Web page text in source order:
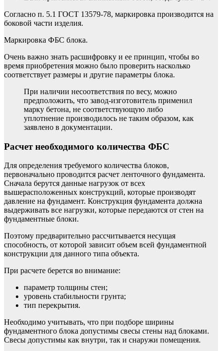
Согласно п. 5.1 ГОСТ 13579-78, маркировка производится на
боковой части изделия.
Маркировка ФБС блока.
Очень важно знать расшифровку и ее принцип, чтобы во
время приобретения можно было проверить насколько
соответствует размеры и другие параметры блока.
При наличии несоответствия по весу, можно
предположить, что завод-изготовитель применил
марку бетона, не соответствующую либо
уплотнение производилось не таким образом, как
заявлено в документации.
Расчет необходимого количества ФБС
Для определения требуемого количества блоков,
первоначально проводится расчет ленточного фундамента.
Сначала берутся данные нагрузок от всех
вышерасположенных конструкций, которые производят
давление на фундамент. Конструкция фундамента должна
выдерживать все нагрузки, которые передаются от стен на
фундаментные блоки.
Поэтому предварительно рассчитывается несущая
способность, от которой зависит объем всей фундаментной
конструкции для данного типа объекта.
При расчете берется во внимание:
параметр толщины стен;
уровень стабильности грунта;
тип перекрытия.
Необходимо учитывать, что при подборе ширины
фундаментного блока допустимы свесы стены над блоками.
Свесы допустимы как внутри, так и снаружи помещения.